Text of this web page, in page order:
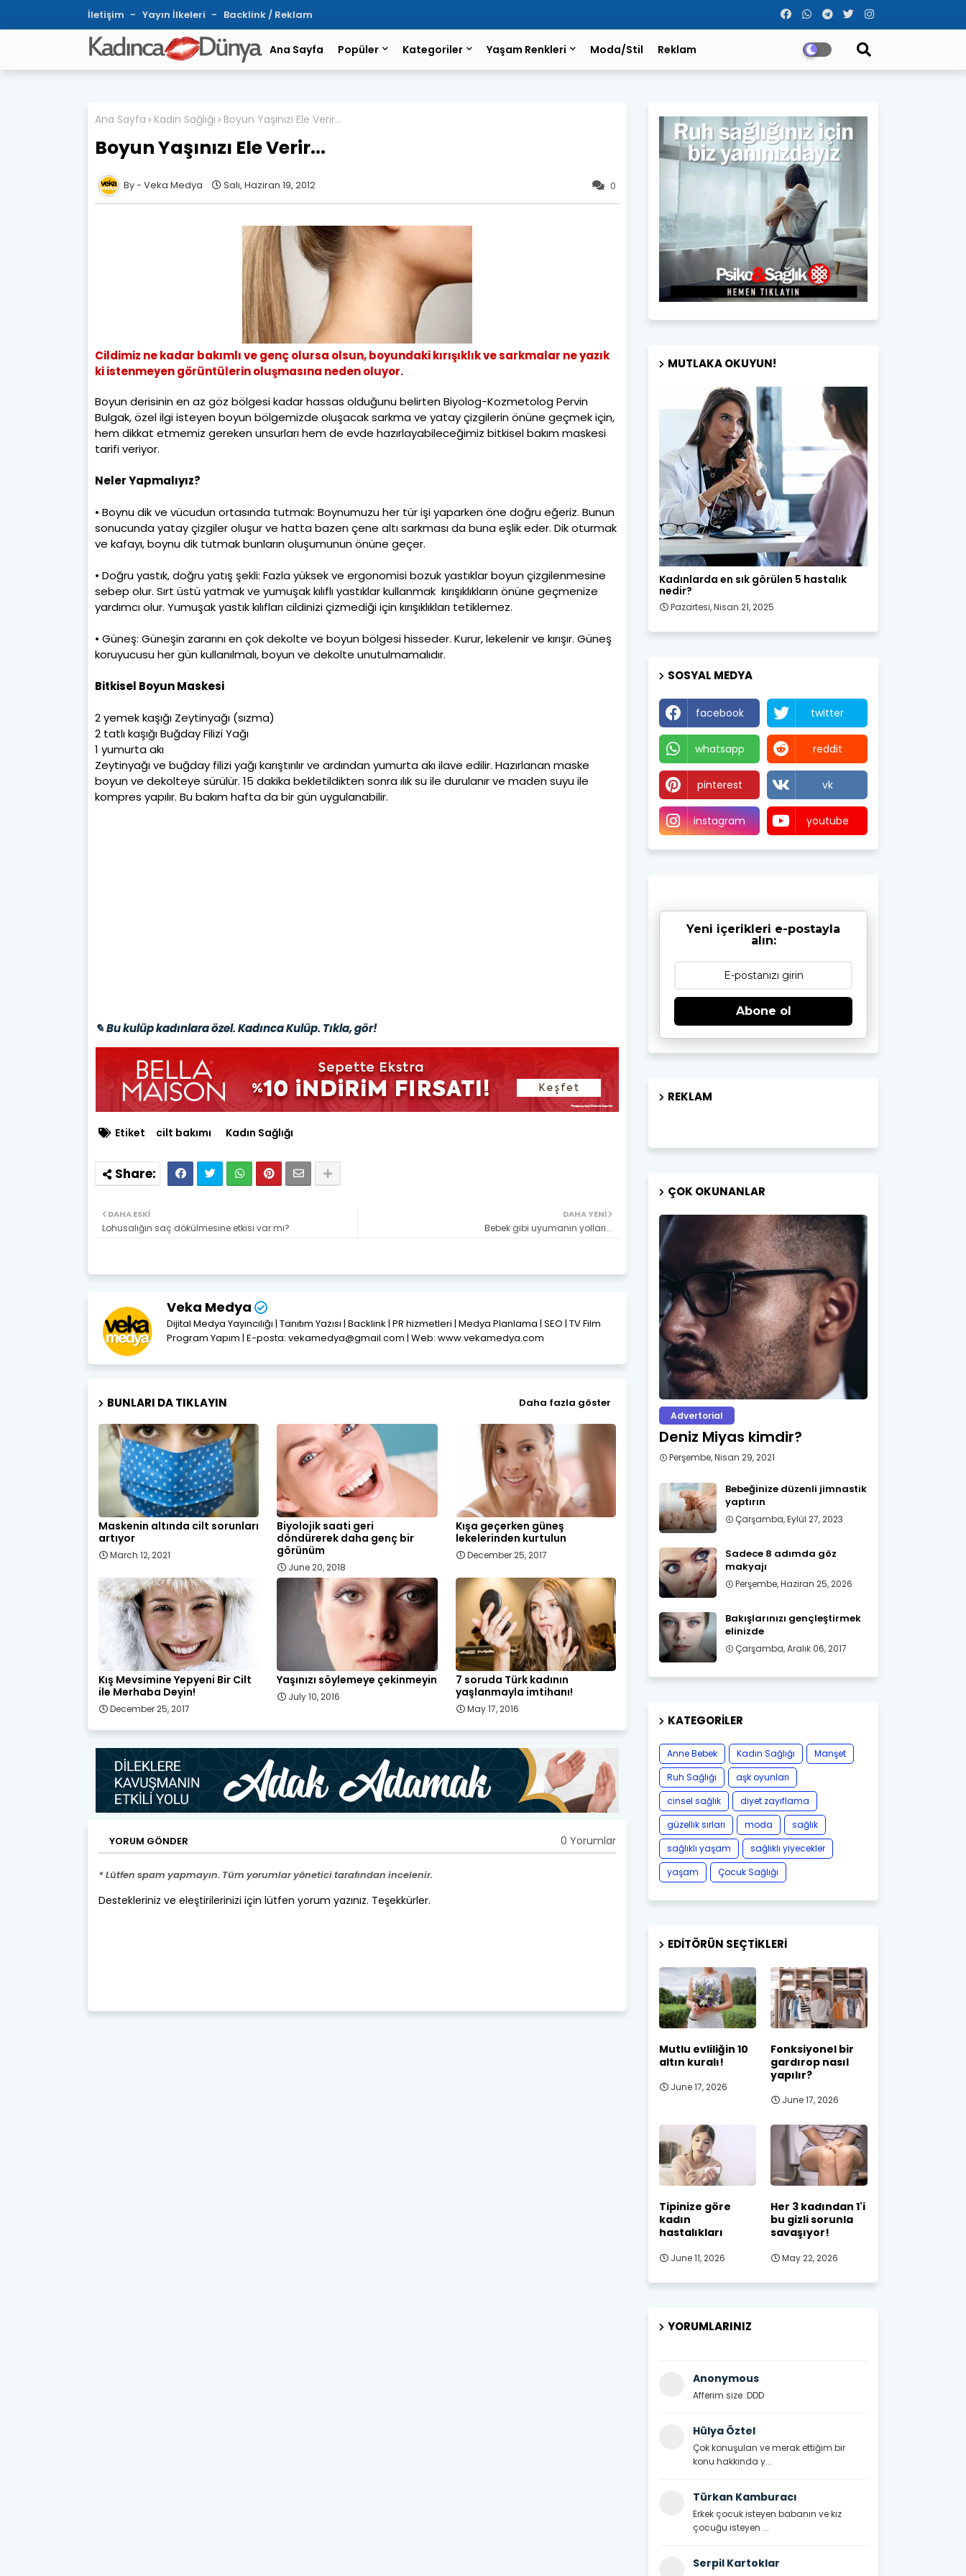
İletişim Yayın İlkeleri Backlink / Reklam
Ana Sayfa Popüler Kategoriler Yaşam Renkleri Moda/Stil Reklam
Ana Sayfa Kadın Sağlığı Boyun Yaşınızı Ele Verir...
Boyun Yaşınızı Ele Verir...
0
Veka Medya Salı, Haziran 19, 2012
Cildimiz ne kadar bakımlı ve genç olursa olsun, boyundaki kırışıklık ve sarkmalar ne yazık
ki istenmeyen görüntülerin oluşmasına neden oluyor.
Boyun derisinin en az göz bölgesi kadar hassas olduğunu belirten Biyolog-Kozmetolog Pervin
Bulgak, özel ilgi isteyen boyun bölgemizde oluşacak sarkma ve yatay çizgilerin önüne geçmek için,
hem dikkat etmemiz gereken unsurları hem de evde hazırlayabileceğimiz bitkisel bakım maskesi
tarifi veriyor.
Neler Yapmalıyız?
• Boynu dik ve vücudun ortasında tutmak: Boynumuzu her tür işi yaparken öne doğru eğeriz. Bunun
sonucunda yatay çizgiler oluşur ve hatta bazen çene altı sarkması da buna eşlik eder. Dik oturmak
ve kafayı, boynu dik tutmak bunların oluşumunun önüne geçer.
• Doğru yastık, doğru yatış şekli: Fazla yüksek ve ergonomisi bozuk yastıklar boyun çizgilenmesine
sebep olur. Sırt üstü yatmak ve yumuşak kılıflı yastıklar kullanmak kırışıklıkların önüne geçmenize
yardımcı olur. Yumuşak yastık kılıfları cildinizi çizmediği için kırışıklıkları tetiklemez.
• Güneş: Güneşin zararını en çok dekolte ve boyun bölgesi hisseder. Kurur, lekelenir ve kırışır. Güneş
koruyucusu her gün kullanılmalı, boyun ve dekolte unutulmamalıdır.
Bitkisel Boyun Maskesi
2 yemek kaşığı Zeytinyağı (sızma)
2 tatlı kaşığı Buğday Filizi Yağı
1 yumurta akı
Zeytinyağı ve buğday filizi yağı karıştırılır ve ardından yumurta akı ilave edilir. Hazırlanan maske
boyun ve dekolteye sürülür. 15 dakika bekletildikten sonra ılık su ile durulanır ve maden suyu ile
kompres yapılır. Bu bakım hafta da bir gün uygulanabilir.
✎ Bu kulüp kadınlara özel. Kadınca Kulüp. Tıkla, gör!
Etiket cilt bakımı Kadın Sağlığı
DAHA YENI
Bebek gibi uyumanın yolları...
DAHA ESKI
Lohusalığın saç dökülmesine etkisi var mı?
Veka Medya
Dijital Medya Yayıncılığı | Tanıtım Yazısı | Backlink | PR hizmetleri | Medya Planlama | SEO | TV Film
Program Yapım | E-posta: vekamedya@gmail.com | Web: www.vekamedya.com
BUNLARI DA TIKLAYIN Daha fazla göster
Maskenin altında cilt sorunları
artıyor
March 12, 2021
Biyolojik saati geri
döndürerek daha genç bir
görünüm
June 20, 2018
Kışa geçerken güneş
lekelerinden kurtulun
December 25, 2017
Kış Mevsimine Yepyeni Bir Cilt
ile Merhaba Deyin!
December 25, 2017
Yaşınızı söylemeye çekinmeyin
July 10, 2016
7 soruda Türk kadının
yaşlanmayla imtihanı!
May 17, 2016
YORUM GÖNDER 0 Yorumlar
* Lütfen spam yapmayın. Tüm yorumlar yönetici tarafından incelenir.
Destekleriniz ve eleştirilerinizi için lütfen yorum yazınız. Teşekkürler.
MUTLAKA OKUYUN!
Kadın Sağlığı
Kadınlarda en sık görülen 5 hastalık
nedir?
Pazartesi, Nisan 21, 2025
SOSYAL MEDYA
facebook twitter
whatsapp reddit
pinterest vk
instagram youtube
Yeni içerikleri e-postayla
alın:
Abone ol
REKLAM
ÇOK OKUNANLAR
Advertorial
Deniz Miyas kimdir?
Perşembe, Nisan 29, 2021
Bebeğinize düzenli jimnastik
yaptırın
Çarşamba, Eylül 27, 2023
Sadece 8 adımda göz
makyajı
Perşembe, Haziran 25, 2026
Bakışlarınızı gençleştirmek
elinizde
Çarşamba, Aralık 06, 2017
KATEGORILER
Anne Bebek Kadın Sağlığı
Manşet
Ruh Sağlığı
aşk oyunları
cinsel sağlık
diyet zayıflama
güzellik sırları
moda
sağlık
sağlıklı yaşam
sağlıklı yiyecekler
yaşam
Çocuk Sağlığı
EDITÖRÜN SEÇTIKLERI
Mutlu evliliğin 10
altın kuralı!
June 17, 2026
Fonksiyonel bir
gardırop nasıl
yapılır?
June 17, 2026
Tipinize göre
kadın
hastalıkları
June 11, 2026
Her 3 kadından 1'i
bu gizli sorunla
savaşıyor!
May 22, 2026
YORUMLARINIZ
Anonymous
Afferim size :DDD
Hülya Öztel
Çok konuşulan ve merak ettiğim bir
konu hakkında y...
Türkan Kamburacı
Erkek çocuk isteyen babanın ve kız
çocuğu isteyen ...
Serpil Kartoklar